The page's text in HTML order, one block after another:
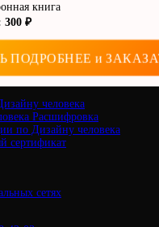
книга
300 ₽
ПОДРОБНЕЕ и
человека
Расшифровка
по Дизайну человека
сертификат
сетях